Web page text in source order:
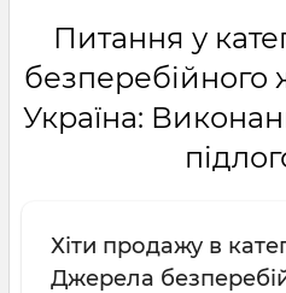
Питання у
Україна:
Хіти продажу в
Джерела